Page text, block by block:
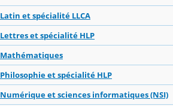
Latin et spécialité LLCA
Lettres et spécialité HLP
Mathématiques
Philosophie et spécialité HLP
Numérique et sciences informatiques (NSI)